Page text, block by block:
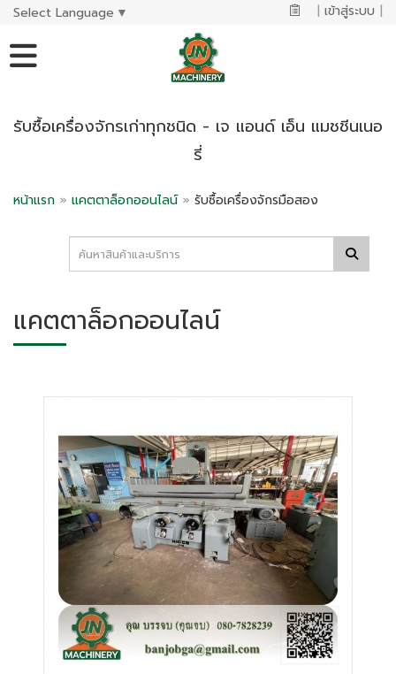
Select Language ▼ | เข้าสู่ระบบ |
รับซื้อเครื่องจักรเก่าทุกชนิด - เจ แอนด์ เอ็น แมชชีนเนอ
รี่
หน้าแรก » แคตตาล็อกออนไลน์ » รับซื้อเครื่องจักรมือสอง
แคตตาล็อกออนไลน์